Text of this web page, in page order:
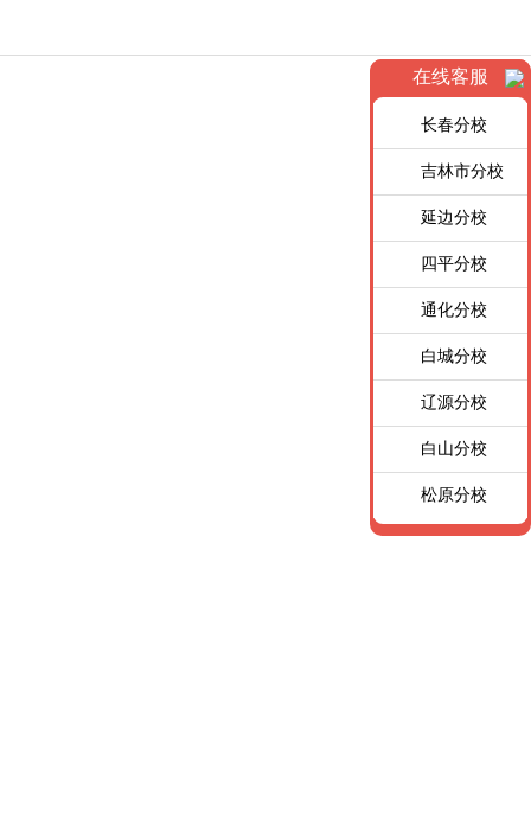
在线客服
长春分校
吉林市分校
延边分校
四平分校
通化分校
白城分校
辽源分校
白山分校
松原分校